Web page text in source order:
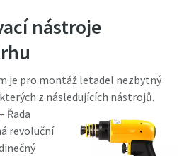
nástroje
je pro montáž letadel nezbytný
z následujících nástrojů.
– Řada
revoluční